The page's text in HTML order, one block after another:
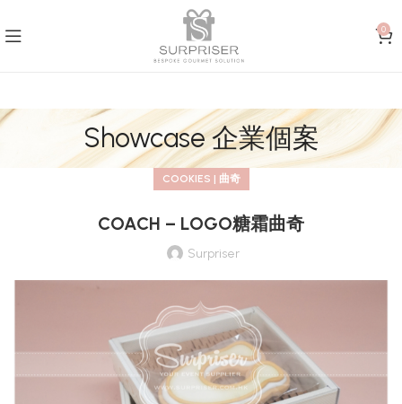
0
Showcase 企業個案
COOKIES | 曲奇
COACH – LOGO糖霜曲奇
Surpriser